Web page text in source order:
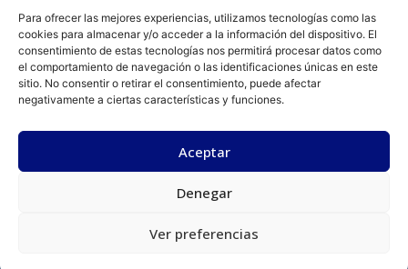
Para ofrecer las mejores experiencias, utilizamos tecnologías como las
cookies para almacenar y/o acceder a la información del dispositivo. El
consentimiento de estas tecnologías nos permitirá procesar datos como
el comportamiento de navegación o las identificaciones únicas en este
sitio. No consentir o retirar el consentimiento, puede afectar
negativamente a ciertas características y funciones.
Aceptar
Denegar
Ver preferencias
F
a
c
e
b
o
I
n
s
t
a
g
L
i
n
k
e
d
i
n
E
n
v
e
l
o
W
h
a
t
s
© Todos los derechos reservados.
Desarrollado por kitdigital.dev